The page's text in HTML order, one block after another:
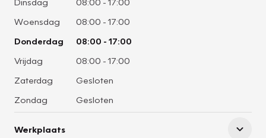
Woensdag
08:00 - 17:00
Donderdag
08:00 - 17:00
Vrijdag
08:00 - 17:00
Zaterdag
Gesloten
Zondag
Gesloten
Werkplaats